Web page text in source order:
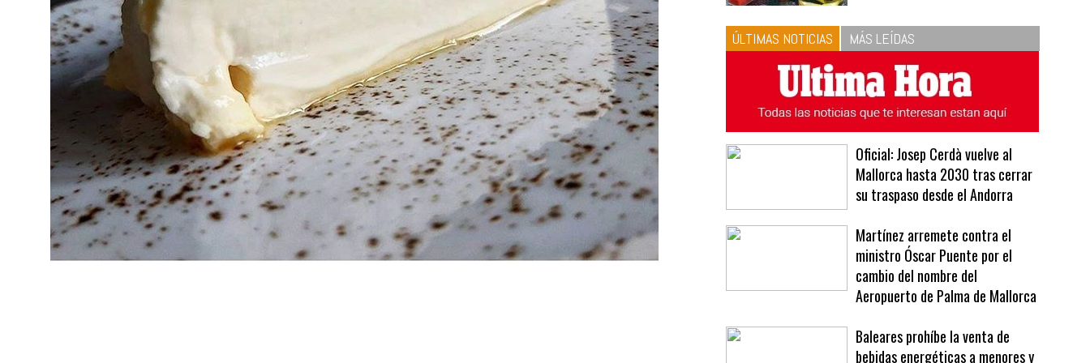
ÚLTIMAS NOTICIAS MÁS LEÍDAS
Oficial: Josep Cerdà vuelve al
Mallorca hasta 2030 tras cerrar
su traspaso desde el Andorra
Martínez arremete contra el
ministro Óscar Puente por el
cambio del nombre del
Aeropuerto de Palma de Mallorca
Baleares prohíbe la venta de
bebidas energéticas a menores y